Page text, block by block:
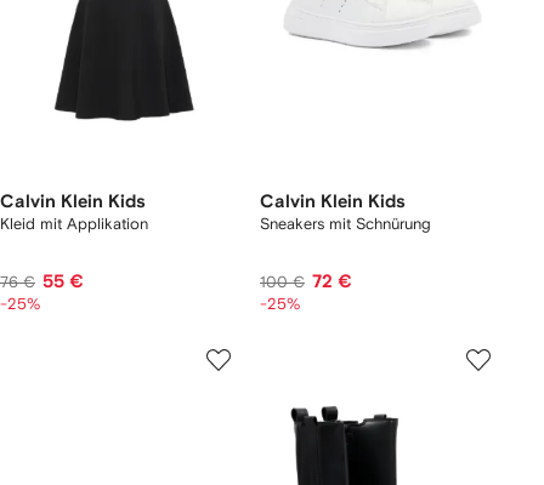
Calvin Klein Kids
Kleid mit Applikation
76 € 55 €
-25%
Calvin Klein Kids
Sneakers mit Schnürung
100 € 72 €
-25%